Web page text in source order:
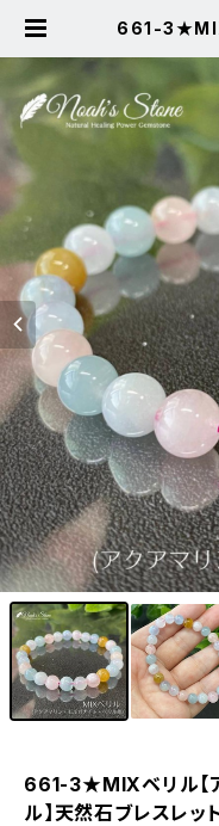
661-3★MIX
レット |
トー
661-3★MIXベリル【
ル】天然石ブレスレッ